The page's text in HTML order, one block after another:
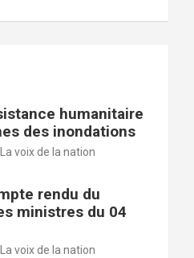
humanitaire
des inondations
La voix de la nation
rendu du
ministres du 04
La voix de la nation